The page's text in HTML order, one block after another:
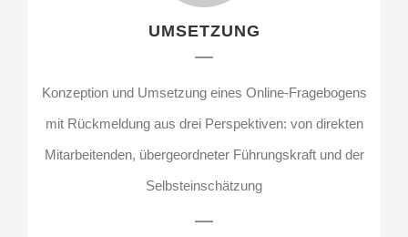
UMSETZUNG
Konzeption und Umsetzung eines Online-Fragebogens
mit Rückmeldung aus drei Perspektiven: von direkten
Mitarbeitenden, übergeordneter Führungskraft und der
Selbsteinschätzung